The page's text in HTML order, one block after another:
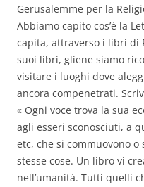
Gerusalemme per la
Abbiamo capito cos’è la
capita, attraverso i libri di
suoi libri, gliene siamo
visitare i luoghi dove
ancora compenetrati.
« Ogni voce trova la sua
agli esseri sconosciuti, a
etc, che si commuovono
stesse cose. Un libro vi
nell’umanità. Tutti quelli